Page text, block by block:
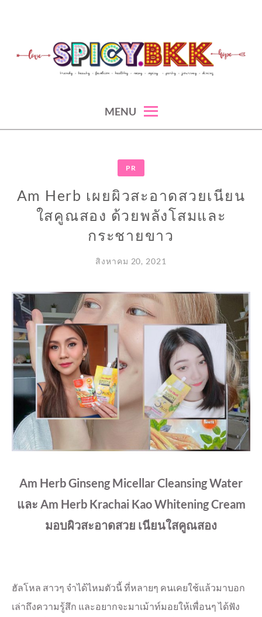
content
MENU
PR
Am Herb เผยผิวสะอาดสวยเนียน
ใสคูณสอง ด้วยพลังโสมและ
กระชายขาว
สิงหาคม 20, 2021
Am Herb Ginseng Micellar Cleansing Water
และ Am Herb Krachai Kao Whitening Cream
มอบผิวสะอาดสวย เนียนใสคูณสอง
ฮัลโหล สาวๆ จำได้ไหมตัวนี้ ที่หลายๆ คนเคยใช้แล้วมาบอก
เล่าถึงความรู้สึก และอยากจะมาเม้าท์มอยให้เพื่อนๆ ได้ฟัง